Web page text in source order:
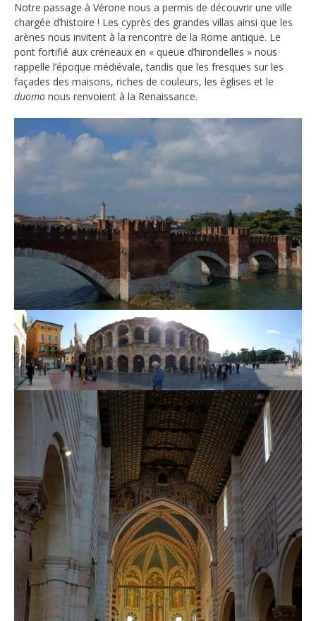
Notre passage à Vérone nous a permis de découvrir une ville
chargée d’histoire ! Les cyprès des grandes villas ainsi que les
arènes nous invitent à la rencontre de la Rome antique. Le
pont fortifié aux créneaux en « queue d’hirondelles » nous
rappelle l’époque médiévale, tandis que les fresques sur les
façades des maisons, riches de couleurs, les églises et le
duomo nous renvoient à la Renaissance.